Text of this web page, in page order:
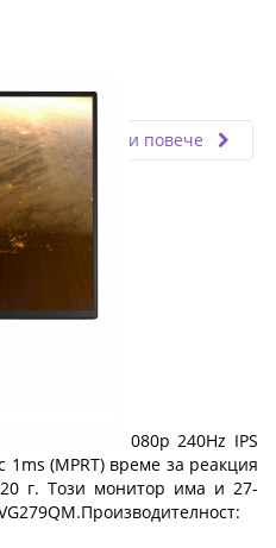
Прочети повече
е 24.5-инчов 1080p 240Hz IPS
(MPRT) време за реакция
г. Този монитор има и 27-